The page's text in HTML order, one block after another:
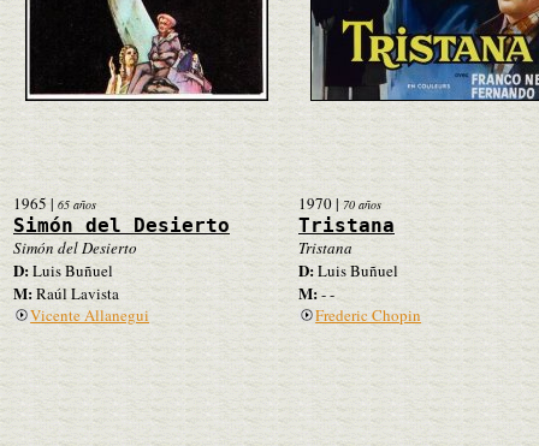
1965| 65 años
Simón del Desierto
Simón del Desierto
D:Luis Buñuel
M:Raúl Lavista
Vicente Allanegui
1970|70 años
Tristana
Tristana
D:Luis Buñuel
M:- -
Frederic Chopin